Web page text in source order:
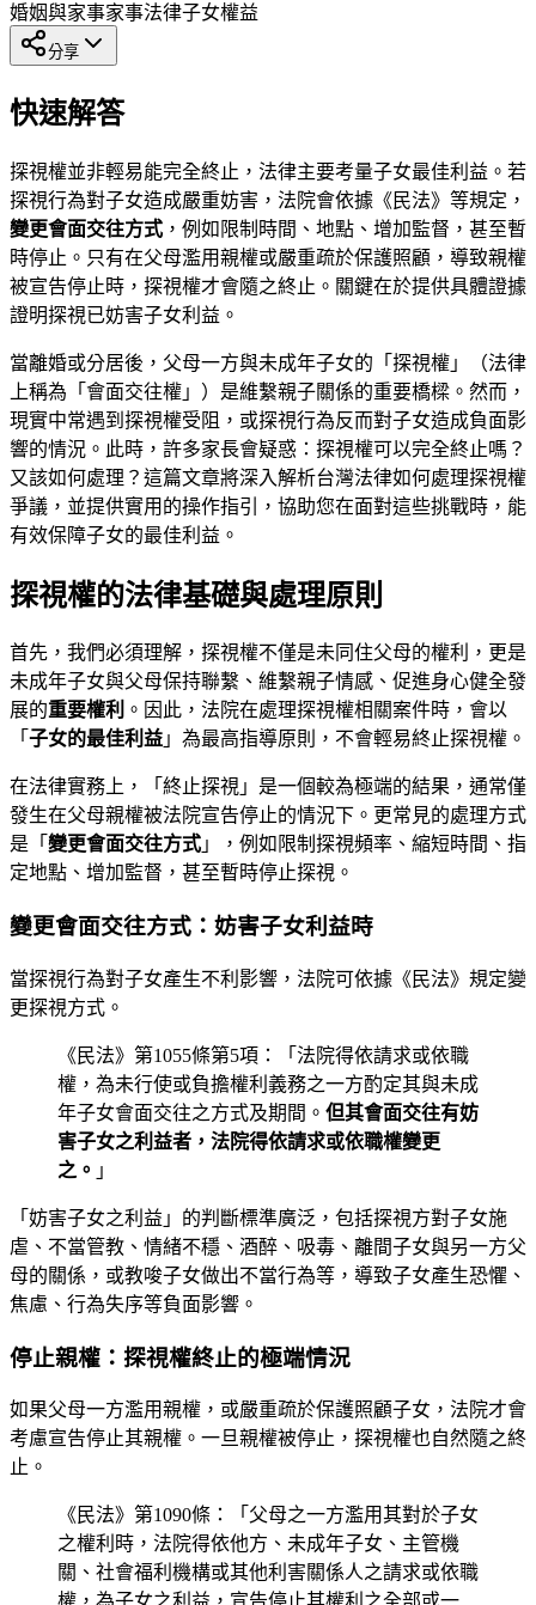
婚姻與家事家事法律子女權益
分享
快速解答
探視權並非輕易能完全終止，法律主要考量子女最佳利益。若
探視行為對子女造成嚴重妨害，法院會依據《民法》等規定，
變更會面交往方式 ，例如限制時間、地點、增加監督，甚至暫
時停止。只有在父母濫用親權或嚴重疏於保護照顧，導致親權
被宣告停止時，探視權才會隨之終止。關鍵在於提供具體證據
證明探視已妨害子女利益。
當離婚或分居後，父母一方與未成年子女的「探視權」（法律
上稱為「會面交往權」）是維繫親子關係的重要橋樑。然而，
現實中常遇到探視權受阻，或探視行為反而對子女造成負面影
響的情況。此時，許多家長會疑惑：探視權可以完全終止嗎？
又該如何處理？這篇文章將深入解析台灣法律如何處理探視權
爭議，並提供實用的操作指引，協助您在面對這些挑戰時，能
有效保障子女的最佳利益。
探視權的法律基礎與處理原則
首先，我們必須理解，探視權不僅是未同住父母的權利，更是
未成年子女與父母保持聯繫、維繫親子情感、促進身心健全發
展的重要權利 。因此，法院在處理探視權相關案件時，會以
「 子女的最佳利益 」為最高指導原則，不會輕易終止探視權。
在法律實務上，「終止探視」是一個較為極端的結果，通常僅
發生在父母親權被法院宣告停止的情況下。更常見的處理方式
是「 變更會面交往方式 」，例如限制探視頻率、縮短時間、指
定地點、增加監督，甚至暫時停止探視。
變更會面交往方式：妨害子女利益時
當探視行為對子女產生不利影響，法院可依據《民法》規定變
更探視方式。
《民法》第1055條第5項：「法院得依請求或依職
權，為未行使或負擔權利義務之一方酌定其與未成
年子女會面交往之方式及期間。 但其會面交往有妨
害子女之利益者，法院得依請求或依職權變更
之。 」
「妨害子女之利益」的判斷標準廣泛，包括探視方對子女施
虐、不當管教、情緒不穩、酒醉、吸毒、離間子女與另一方父
母的關係，或教唆子女做出不當行為等，導致子女產生恐懼、
焦慮、行為失序等負面影響。
停止親權：探視權終止的極端情況
如果父母一方濫用親權，或嚴重疏於保護照顧子女，法院才會
考慮宣告停止其親權。一旦親權被停止，探視權也自然隨之終
止。
《民法》第1090條：「父母之一方濫用其對於子女
之權利時，法院得依他方、未成年子女、主管機
關、社會福利機構或其他利害關係人之請求或依職